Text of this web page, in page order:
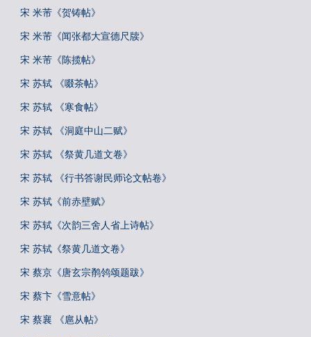
宋 米芾《贺铸帖》
宋 米芾《闻张都大宣德尺牍》
宋 米芾《陈揽帖》
宋 苏轼 《啜茶帖》
宋 苏轼 《寒食帖》
宋 苏轼 《洞庭中山二赋》
宋 苏轼 《祭黄几道文卷》
宋 苏轼 《行书答谢民师论文帖卷》
宋 苏轼《前赤壁赋》
宋 苏轼《次韵三舍人省上诗帖》
宋 苏轼《祭黄几道文卷》
宋 蔡京《唐玄宗鹡鸰颂题跋》
宋 蔡卞《雪意帖》
宋 蔡襄 《扈从帖》